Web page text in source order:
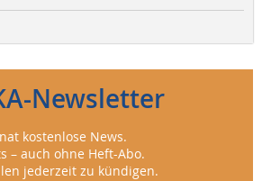
Newsletter
kostenlose News.
– auch ohne Heft-Abo.
jederzeit zu kündigen.